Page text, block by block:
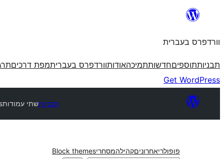
וורדפרס בעברית
תבניותתוספיםחדשותתמיכהאודותוורדפרס בעבריתמפת דרכים
Get WordPress
תבניותשתי עמודות
פופולריאחרוניםקהילהמסחריBlock themes